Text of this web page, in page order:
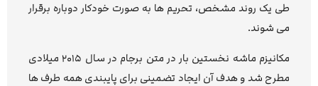
طی یک روند مشخص، تحریم ها به صورت خودکار دوباره برقرار
می شوند.
مکانیزم ماشه نخستین بار در متن برجام در سال ۲۰۱۵ میلادی
مطرح شد و هدف آن ایجاد تضمینی برای پایبندی همه طرف ها